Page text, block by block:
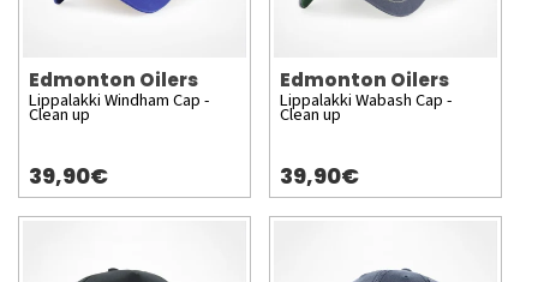
Edmonton Oilers
Lippalakki Windham Cap -
Clean up
39,90€
Edmonton Oilers
Lippalakki Wabash Cap -
Clean up
39,90€